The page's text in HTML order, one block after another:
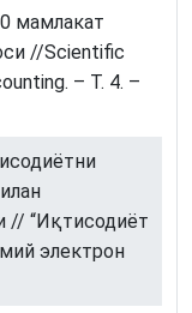
мамлакат
//Scientific
– Т. 4. –
// “Иқтисодиёт
электрон